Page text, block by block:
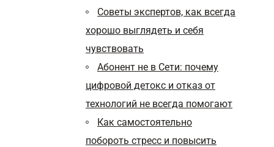
Cоветы экспертов, как всегда
хорошо выглядеть и себя
чувствовать
Абонент не в Сети: почему
цифровой детокс и отказ от
технологий не всегда помогают
Как самостоятельно
побороть стресс и повысить